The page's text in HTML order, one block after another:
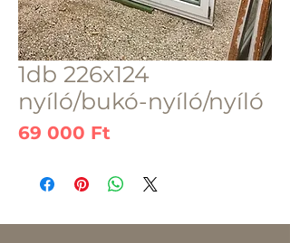
1db 226x124
nyíló/bukó-nyíló/nyíló
69 000 Ft